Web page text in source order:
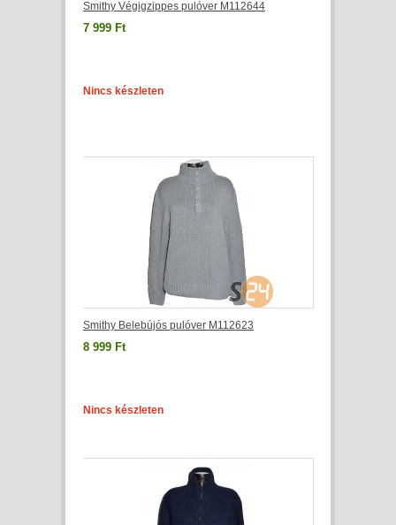
Smithy Végigzippes pulóver M112644
7 999 Ft
Nincs készleten
Smithy Belebújós pulóver M112623
8 999 Ft
Nincs készleten